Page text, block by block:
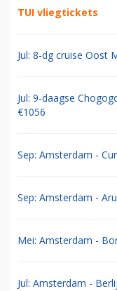
TUI vliegtickets
Jul: 8-dg cruise Oost
Jul: 9-daagse
€1056
Sep: Amsterdam -
Sep: Amsterdam -
Mei: Amsterdam -
Jul: Amsterdam -